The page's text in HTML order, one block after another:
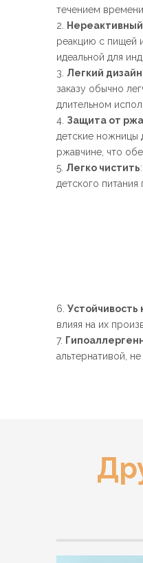
течением времени.
2.
реакцию с пищей
идеальной для
3. Легкий дизайн
заказу обычно
длительном
4. Защита от
детские ножницы
ржавчине, что
5. Легко чистить
детского
6. Устойчивость
влияя на их
7.
альтернативой,